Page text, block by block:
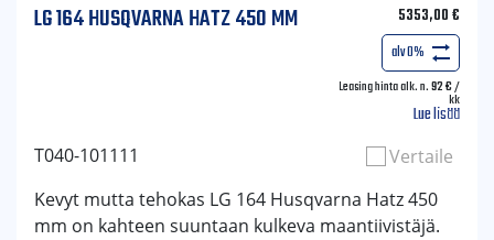
LG 164 HUSQVARNA HATZ 450 MM 5353,00€
alv 0%
Leasing hinta alk. n.92€/
kk
Lue lisää
T040-101111
Vertaile
Kevyt mutta tehokas LG 164 Husqvarna Hatz 450
mm on kahteen suuntaan kulkeva maantiivistäjä.